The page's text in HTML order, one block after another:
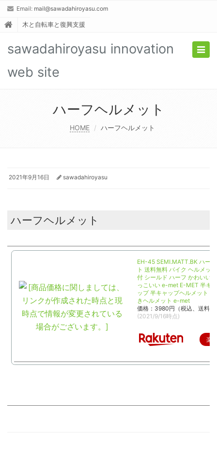
Email: mail@sawadahiroyasu.com
木と自転車と復興支援
sawadahiroyasu innovation
web site
ハーフヘルメット
HOME ハーフヘルメット
2021年9月16日 sawadahiroyasu
ハーフヘルメット
EH-45 SEMI.MATT.BK ハー
ト 送料無料 バイク ヘルメッ
付 シールド ハーフ かわいい
っこいい e-met E-MET 半キ
ップ 半キャップヘルメット
きヘルメット e-met
価格：3980円（税込、送料無
(2021/9/16時点)
楽